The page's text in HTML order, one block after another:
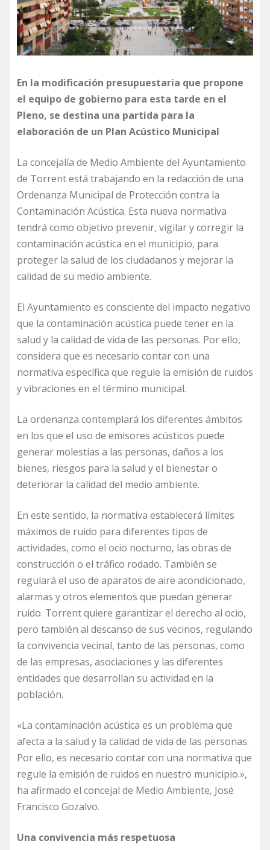
En la modificación presupuestaria que propone
el equipo de gobierno para esta tarde en el
Pleno, se destina una partida para la
elaboración de un Plan Acústico Municipal
La concejalía de Medio Ambiente del Ayuntamiento
de Torrent está trabajando en la redacción de una
Ordenanza Municipal de Protección contra la
Contaminación Acústica. Esta nueva normativa
tendrá como objetivo prevenir, vigilar y corregir la
contaminación acústica en el municipio, para
proteger la salud de los ciudadanos y mejorar la
calidad de su medio ambiente.
El Ayuntamiento es consciente del impacto negativo
que la contaminación acústica puede tener en la
salud y la calidad de vida de las personas. Por ello,
considera que es necesario contar con una
normativa específica que regule la emisión de ruidos
y vibraciones en el término municipal.
La ordenanza contemplará los diferentes ámbitos
en los que el uso de emisores acústicos puede
generar molestias a las personas, daños a los
bienes, riesgos para la salud y el bienestar o
deteriorar la calidad del medio ambiente.
En este sentido, la normativa establecerá límites
máximos de ruido para diferentes tipos de
actividades, como el ocio nocturno, las obras de
construcción o el tráfico rodado. También se
regulará el uso de aparatos de aire acondicionado,
alarmas y otros elementos que puedan generar
ruido. Torrent quiere garantizar el derecho al ocio,
pero también al descanso de sus vecinos, regulando
la convivencia vecinal, tanto de las personas, como
de las empresas, asociaciones y las diferentes
entidades que desarrollan su actividad en la
población.
«La contaminación acústica es un problema que
afecta a la salud y la calidad de vida de las personas.
Por ello, es necesario contar con una normativa que
regule la emisión de ruidos en nuestro municipio.»,
ha afirmado el concejal de Medio Ambiente, José
Francisco Gozalvo.
Una convivencia más respetuosa